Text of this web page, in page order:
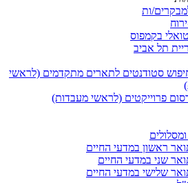
ות
בקמפוס
תל אביב
סטודנטים לתארים מתקדמים (לראשי
פרוייקטים (לראשי מעבדות)
ראשון במדעי החיים
שני במדעי החיים
שלישי במדעי החיים